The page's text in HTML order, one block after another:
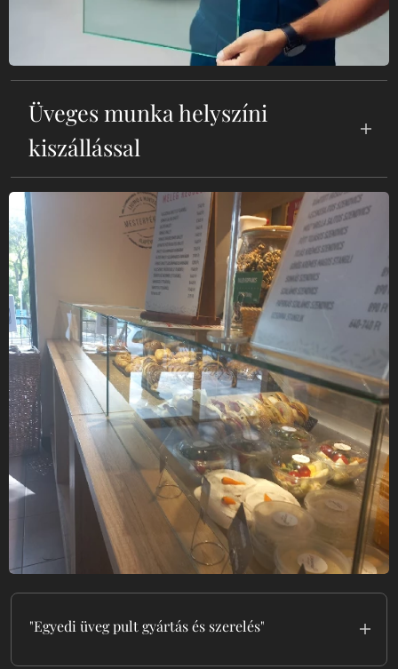
Üveges munka helyszíni
kiszállással
"Gyors és megbízható üvegjavítás és csere
a 18. kerületben! Betört ablakok, ajtók,
kirakatok helyreállítása akár 24 órán belül,
biztosító által elfogadott árakon. Hívjon
most!"
"Egyedi üveg pult gyártás és szerelés"